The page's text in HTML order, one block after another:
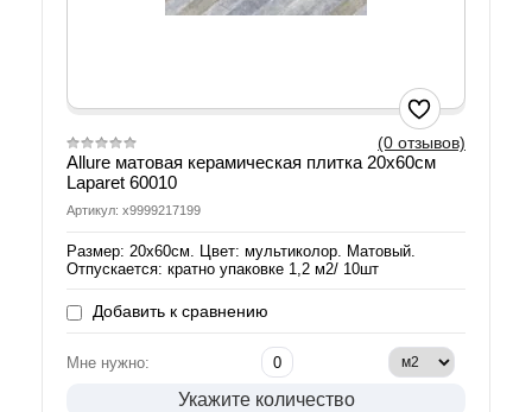
(0 отзывов)
Allure матовая керамическая плитка 20х60см
Laparet 60010
Артикул: х9999217199
Размер: 20х60см. Цвет: мультиколор. Матовый.
Отпускается: кратно упаковке 1,2 м2/ 10шт
Добавить к сравнению
Мне нужно:
Укажите количество